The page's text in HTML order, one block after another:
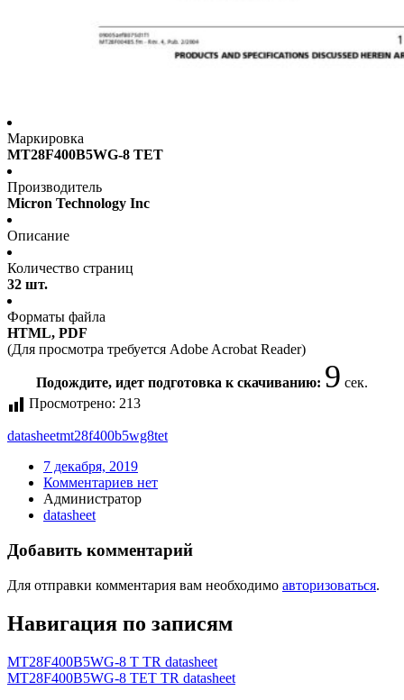
Маркировка
MT28F400B5WG-8 TET
Производитель
Micron Technology Inc
Описание
Количество страниц
32 шт.
Форматы файла
HTML, PDF
(Для просмотра требуется Adobe Acrobat Reader)
Подождите, идет подготовка к скачиванию: 9 сек.
Просмотрено: 213
datasheetmt28f400b5wg8tet
7 декабря, 2019
Комментариев нет
Администратор
datasheet
Добавить комментарий
Для отправки комментария вам необходимо авторизоваться.
Навигация по записям
MT28F400B5WG-8 T TR datasheet
MT28F400B5WG-8 TET TR datasheet